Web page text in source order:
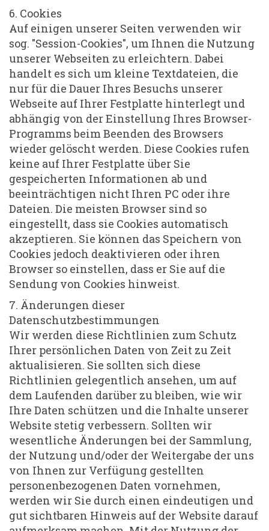
6. Cookies
Auf einigen unserer Seiten verwenden wir
sog. "Session-Cookies", um Ihnen die Nutzung
unserer Webseiten zu erleichtern. Dabei
handelt es sich um kleine Textdateien, die
nur für die Dauer Ihres Besuchs unserer
Webseite auf Ihrer Festplatte hinterlegt und
abhängig von der Einstellung Ihres Browser-
Programms beim Beenden des Browsers
wieder gelöscht werden. Diese Cookies rufen
keine auf Ihrer Festplatte über Sie
gespeicherten Informationen ab und
beeinträchtigen nicht Ihren PC oder ihre
Dateien. Die meisten Browser sind so
eingestellt, dass sie Cookies automatisch
akzeptieren. Sie können das Speichern von
Cookies jedoch deaktivieren oder ihren
Browser so einstellen, dass er Sie auf die
Sendung von Cookies hinweist.
7. Änderungen dieser
Datenschutzbestimmungen
Wir werden diese Richtlinien zum Schutz
Ihrer persönlichen Daten von Zeit zu Zeit
aktualisieren. Sie sollten sich diese
Richtlinien gelegentlich ansehen, um auf
dem Laufenden darüber zu bleiben, wie wir
Ihre Daten schützen und die Inhalte unserer
Website stetig verbessern. Sollten wir
wesentliche Änderungen bei der Sammlung,
der Nutzung und/oder der Weitergabe der uns
von Ihnen zur Verfügung gestellten
personenbezogenen Daten vornehmen,
werden wir Sie durch einen eindeutigen und
gut sichtbaren Hinweis auf der Website darauf